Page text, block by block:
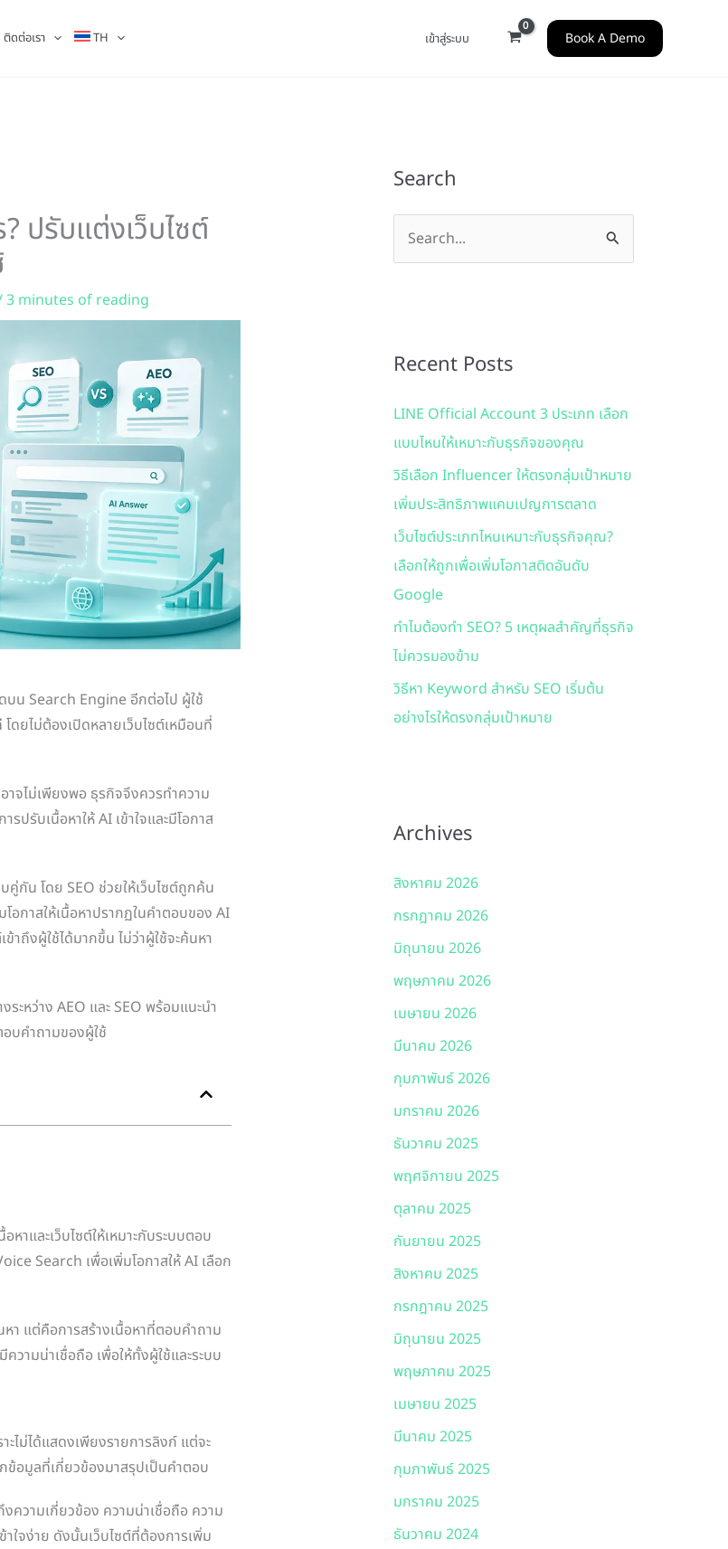
ติดต่อเรา TH เข้าสู่ระบบ Book A Demo
ปรับแต่งเว็บไซต์
3 minutes of reading
น Search Engine อีกต่อไป ผู้ใช้
ยไม่ต้องเปิดหลายเว็บไซต์เหมือนที่
าจไม่เพียงพอ ธุรกิจจึงควรทำความ
รับเนื้อหาให้ AI เข้าใจและมีโอกาส
คู่กัน โดย SEO ช่วยให้เว็บไซต์ถูกค้น
กาสให้เนื้อหาปรากฏในคำตอบของ AI
ถึงผู้ใช้ได้มากขึ้น ไม่ว่าผู้ใช้จะค้นหา
ะหว่าง AEO และ SEO พร้อมแนะนำ
อบคำถามของผู้ใช้
หาและเว็บไซต์ให้เหมาะกับระบบตอบ
Search เพื่อเพิ่มโอกาสให้ AI เลือก
า แต่คือการสร้างเนื้อหาที่ตอบคำถาม
วามน่าเชื่อถือ เพื่อให้ทั้งผู้ใช้และระบบ
ไม่ได้แสดงเพียงรายการลิงก์ แต่จะ
กข้อมูลที่เกี่ยวข้องมาสรุปเป็นคำตอบ
ความเกี่ยวข้อง ความน่าเชื่อถือ ความ
ใจง่าย ดังนั้นเว็บไซต์ที่ต้องการเพิ่ม
Search
e
c
f
o
r
:
Recent Posts
LINE Official Account 3 ประเภท เลือก
แบบไหนให้เหมาะกับธุรกิจของคุณ
วิธีเลือก Influencer ให้ตรงกลุ่มเป้าหมาย
เพิ่มประสิทธิภาพแคมเปญการตลาด
เว็บไซต์ประเภทไหนเหมาะกับธุรกิจคุณ?
เลือกให้ถูกเพื่อเพิ่มโอกาสติดอันดับ
Google
ทำไมต้องทำ SEO? 5 เหตุผลสำคัญที่ธุรกิจ
ไม่ควรมองข้าม
วิธีหา Keyword สำหรับ SEO เริ่มต้น
อย่างไรให้ตรงกลุ่มเป้าหมาย
Archives
สิงหาคม 2026
กรกฎาคม 2026
มิถุนายน 2026
พฤษภาคม 2026
เมษายน 2026
มีนาคม 2026
กุมภาพันธ์ 2026
มกราคม 2026
ธันวาคม 2025
พฤศจิกายน 2025
ตุลาคม 2025
กันยายน 2025
สิงหาคม 2025
กรกฎาคม 2025
มิถุนายน 2025
พฤษภาคม 2025
เมษายน 2025
มีนาคม 2025
กุมภาพันธ์ 2025
มกราคม 2025
ธันวาคม 2024